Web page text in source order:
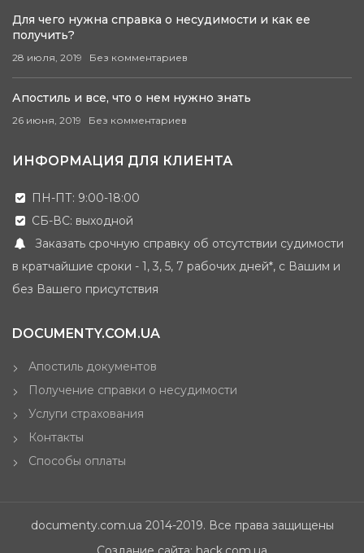
Для чего нужна справка о несудимости и как ее
получить?
28 июля, 2019 Без комментариев
Апостиль и все, что о нем нужно знать
26 июня, 2019 Без комментариев
ИНФОРМАЦИЯ ДЛЯ КЛИЕНТА
ПН-ПТ: 9:00-18:00
СБ-ВС: выходной
Заказать срочную справку об отсутствии судимости
в кратчайшие сроки - 1, 3, 5, 7 рабочих дней*, с Вашим и
без Вашего присутствия
DOCUMENTY.COM.UA
Апостиль документов
Получение справки о несудимости
Услуги страхования
Контакты
Способы оплаты
documenty.com.ua 2014-2019. Все права защищены